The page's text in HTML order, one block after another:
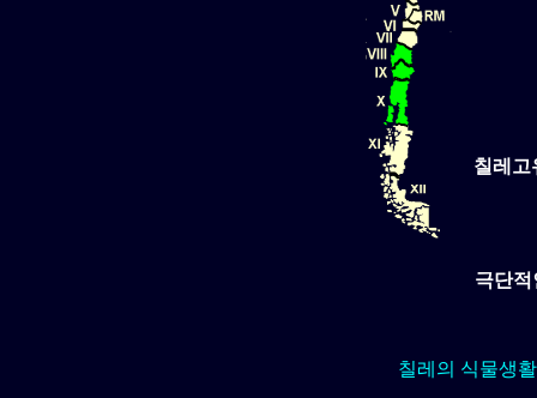
칠레
극단
칠레의 식물생